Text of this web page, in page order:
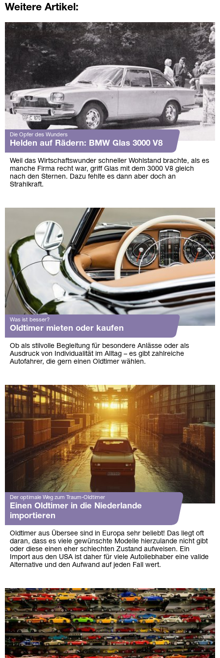
Weitere Artikel:
Die Opfer des Wunders
Helden auf Rädern: BMW Glas 3000 V8
Weil das Wirtschaftswunder schneller Wohlstand brachte, als es
manche Firma recht war, griff Glas mit dem 3000 V8 gleich
nach den Sternen. Dazu fehlte es dann aber doch an
Strahlkraft.
Was ist besser?
Oldtimer mieten oder kaufen
Ob als stilvolle Begleitung für besondere Anlässe oder als
Ausdruck von Individualität im Alltag – es gibt zahlreiche
Autofahrer, die gern einen Oldtimer wählen.
Der optimale Weg zum Traum-Oldtimer
Einen Oldtimer in die Niederlande
importieren
Oldtimer aus Übersee sind in Europa sehr beliebt! Das liegt oft
daran, dass es viele gewünschte Modelle hierzulande nicht gibt
oder diese einen eher schlechten Zustand aufweisen. Ein
Import aus den USA ist daher für viele Autoliebhaber eine valide
Alternative und den Aufwand auf jeden Fall wert.